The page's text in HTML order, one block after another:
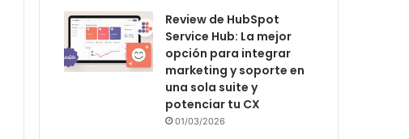
Review de HubSpot
Service Hub: La mejor
opción para integrar
marketing y soporte en
una sola suite y
potenciar tu CX
01/03/2026